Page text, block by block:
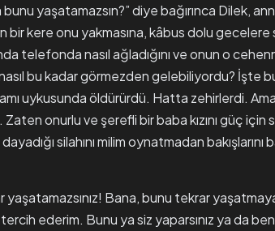
bunu yaşatamazsın?” diye bağırınca Dilek,
bir kere onu yakmasına, kâbus dolu gecelere
telefonda nasıl ağladığını ve onun o
bu kadar görmezden gelebiliyordu? İşte
uykusunda öldürürdü. Hatta zehirlerdi. Ama
Zaten onurlu ve şerefli bir baba kızını güç için
silahını milim oynatmadan
Bana, bunu tekrar
ederim. Bunu ya siz yaparsınız ya da